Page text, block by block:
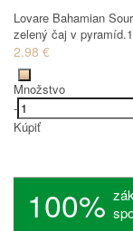
Lovare Bahamian
zelený čaj v
2.98 €
Množstvo
-
Kúpiť
100%